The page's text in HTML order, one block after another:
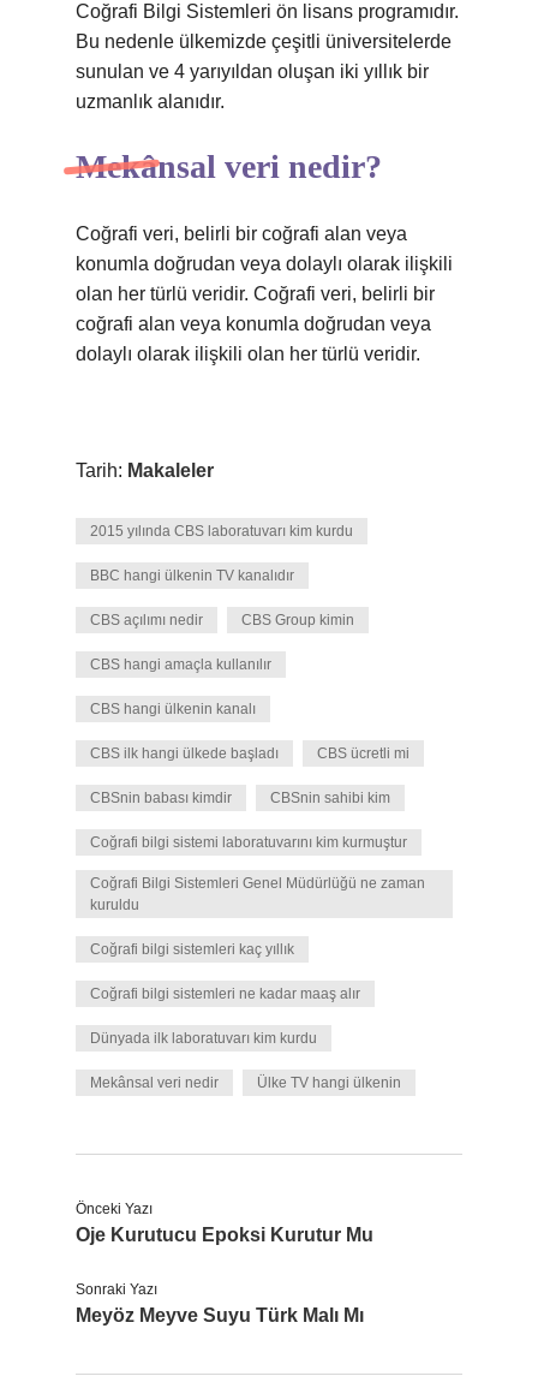
Coğrafi Bilgi Sistemleri ön lisans programıdır.
Bu nedenle ülkemizde çeşitli üniversitelerde
sunulan ve 4 yarıyıldan oluşan iki yıllık bir
uzmanlık alanıdır.
Mekânsal veri nedir?
Coğrafi veri, belirli bir coğrafi alan veya
konumla doğrudan veya dolaylı olarak ilişkili
olan her türlü veridir. Coğrafi veri, belirli bir
coğrafi alan veya konumla doğrudan veya
dolaylı olarak ilişkili olan her türlü veridir.
Tarih: Makaleler
2015 yılında CBS laboratuvarı kim kurdu
BBC hangi ülkenin TV kanalıdır
CBS açılımı nedir CBS Group kimin
CBS hangi amaçla kullanılır
CBS hangi ülkenin kanalı
CBS ilk hangi ülkede başladı CBS ücretli mi
CBSnin babası kimdir CBSnin sahibi kim
Coğrafi bilgi sistemi laboratuvarını kim kurmuştur
Coğrafi Bilgi Sistemleri Genel Müdürlüğü ne zaman
kuruldu
Coğrafi bilgi sistemleri kaç yıllık
Coğrafi bilgi sistemleri ne kadar maaş alır
Dünyada ilk laboratuvarı kim kurdu
Mekânsal veri nedir Ülke TV hangi ülkenin
Önceki Yazı
Oje Kurutucu Epoksi Kurutur Mu
Sonraki Yazı
Meyöz Meyve Suyu Türk Malı Mı